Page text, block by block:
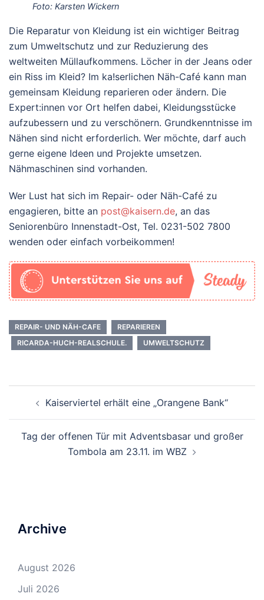
Foto: Karsten Wickern
Die Reparatur von Kleidung ist ein wichtiger Beitrag
zum Umweltschutz und zur Reduzierung des
weltweiten Müllaufkommens. Löcher in der Jeans oder
ein Riss im Kleid? Im ka!serlichen Näh-Café kann man
gemeinsam Kleidung reparieren oder ändern. Die
Expert:innen vor Ort helfen dabei, Kleidungsstücke
aufzubessern und zu verschönern. Grundkenntnisse im
Nähen sind nicht erforderlich. Wer möchte, darf auch
gerne eigene Ideen und Projekte umsetzen.
Nähmaschinen sind vorhanden.
Wer Lust hat sich im Repair- oder Näh-Café zu
engagieren, bitte an post@kaisern.de, an das
Seniorenbüro Innenstadt-Ost, Tel. 0231-502 7800
wenden oder einfach vorbeikommen!
REPAIR- UND NÄH-CAFE
REPARIEREN
RICARDA-HUCH-REALSCHULE.
UMWELTSCHUTZ
Navigation
Kaiserviertel erhält eine „Orangene Bank“
Tag der offenen Tür mit Adventsbasar und großer
Tombola am 23.11. im WBZ
Archive
August 2026
Juli 2026